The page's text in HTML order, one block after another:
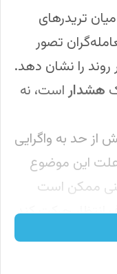
تریدرهای
تصور
را نشان دهد.
هشداراست، نه
از حد به واگرایی
این موضوع
ممکن است
انتظار حرکت کند.